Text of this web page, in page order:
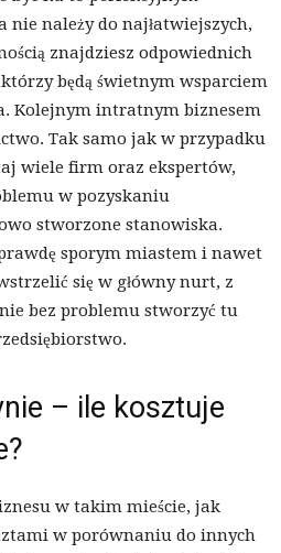
nie należy do najłatwiejszych,
znajdziesz odpowiednich
którzy będą świetnym wsparciem
Kolejnym intratnym biznesem
Tak samo jak w przypadku
wiele firm oraz ekspertów,
w pozyskaniu
stworzone stanowiska.
sporym miastem i nawet
się w główny nurt, z
bez problemu stworzyć tu
– ile kosztuje
w takim mieście, jak
w porównaniu do innych